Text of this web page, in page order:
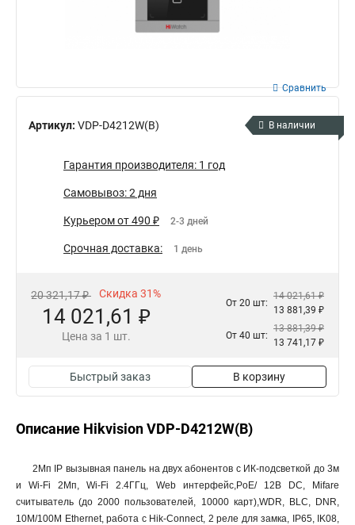
Артикул: VDP-D4212W(B)
Сравнить
В наличии
Гарантия производителя: 1 год
Самовывоз: 2 дня
Курьером от 490 ₽ 2-3 дней
Срочная доставка: 1 день
20 321,17 ₽ Скидка 31%
14 021,61 ₽
Цена за 1 шт.
От 20 шт:
14 021,61 ₽
13 881,39 ₽
От 40 шт:
13 881,39 ₽
13 741,17 ₽
Быстрый заказ В корзину
Описание Hikvision VDP-D4212W(B)
2Мп IP вызывная панель на двух абонентов с ИК-подсветкой до 3м
и Wi-Fi 2Мп, Wi-Fi 2.4ГГц, Web интерфейс,PoE/ 12В DC, Mifare
считыватель (до 2000 пользователей, 10000 карт),WDR, BLC, DNR,
10M/100M Ethernet, работа с Hik-Connect, 2 реле для замка, IP65, IK08,